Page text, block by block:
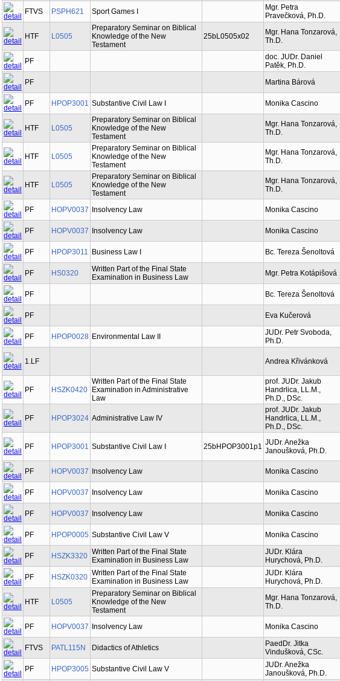
FTVS PSPH621 Sport Games I
Mgr. Petra
Pravečková, Ph.D.
HTF L0505
Preparatory Seminar on Biblical
Knowledge of the New
Testament
25bL0505x02
Mgr. Hana Tonzarová,
Th.D.
PF
doc. JUDr. Daniel
Patěk, Ph.D.
PF
Martina Bárová
PF
HPOP3001 Substantive Civil Law I Monika Cascino
HTF L0505
Preparatory Seminar on Biblical
Knowledge of the New
Testament
Mgr. Hana Tonzarová,
Th.D.
HTF L0505
Preparatory Seminar on Biblical
Knowledge of the New
Testament
Mgr. Hana Tonzarová,
Th.D.
HTF L0505
Preparatory Seminar on Biblical
Knowledge of the New
Testament
Mgr. Hana Tonzarová,
Th.D.
PF HOPV0037 Insolvency Law Monika Cascino
PF
HOPV0037 Insolvency Law Monika Cascino
PF HPOP3011 Business Law I Bc. Tereza Šenoltová
PF
HS0320
Written Part of the Final State
Examination in Business Law
Mgr. Petra Kotápišová
PF
Bc. Tereza Šenoltová
PF
Eva Kučerová
PF
HPOP0028 Environmental Law II
JUDr. Petr Svoboda,
Ph.D.
1.LF Andrea Křivánková
PF HSZK0420
Written Part of the Final State
Examination in Administrative
Law
prof. JUDr. Jakub
Handrlica, LL.M.,
Ph.D., DSc.
PF HPOP3024 Administrative Law IV
prof. JUDr. Jakub
Handrlica, LL.M.,
Ph.D., DSc.
PF HPOP3001 Substantive Civil Law I 25bHPOP3001p1 JUDr. Anežka
Janoušková, Ph.D.
PF
HOPV0037 Insolvency Law Monika Cascino
PF HOPV0037 Insolvency Law Monika Cascino
PF HOPV0037 Insolvency Law Monika Cascino
PF HPOP0005 Substantive Civil Law V Monika Cascino
PF
HSZK3320 Written Part of the Final State
Examination in Business Law
JUDr. Klára
Hurychová, Ph.D.
PF
HSZK0320 Written Part of the Final State
Examination in Business Law
JUDr. Klára
Hurychová, Ph.D.
HTF L0505
Preparatory Seminar on Biblical
Knowledge of the New
Testament
Mgr. Hana Tonzarová,
Th.D.
PF HOPV0037 Insolvency Law Monika Cascino
FTVS PATL115N Didactics of Athletics
PaedDr. Jitka
Vindušková, CSc.
PF HPOP3005 Substantive Civil Law V
JUDr. Anežka
Janoušková, Ph.D.